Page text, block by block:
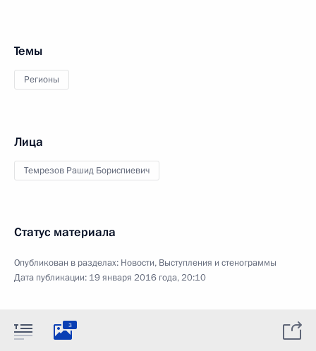
Темы
Регионы
Лица
Темрезов Рашид Бориспиевич
Статус материала
Опубликован в разделах: Новости, Выступления и стенограммы
Дата публикации: 19 января 2016 года, 20:10
3